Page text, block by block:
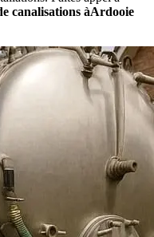
canalisations àArdooie